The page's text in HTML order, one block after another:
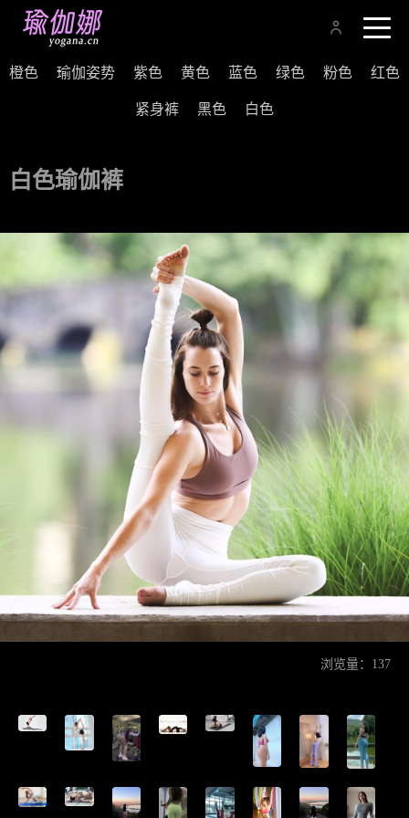
橙色 瑜伽姿势 紫色 黄色 蓝色 绿色 粉色 红色
紧身裤 黑色 白色
白色瑜伽裤
浏览量：137